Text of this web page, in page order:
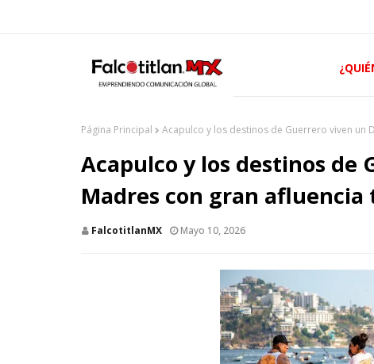
Página Principal Acapulco y los destinos de Guerrero viven un
Acapulco y los destinos de
Madres con gran
FalcotitlanMX Mayo 10, 2026